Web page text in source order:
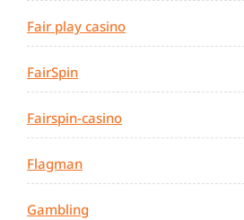
Fair play casino
FairSpin
Fairspin-casino
Flagman
Gambling